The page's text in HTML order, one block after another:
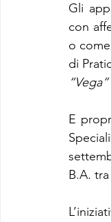
Gli
con
o
di
“Vega”
E
B.A.